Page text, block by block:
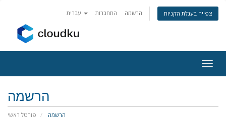
התחברות הרשמה צפייה בעגלת הקניות
ניווט
הרשמה
פורטל ראשי הרשמה